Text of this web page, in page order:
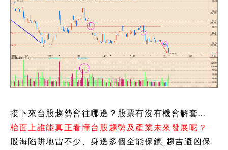
接下來台股趨勢會往哪邊？股票有沒有機會解套...
枱面上誰能真正看懂台股趨勢及產業未來發展呢？
股海陷阱地雷不少、身邊多個全能保鑣_趨吉避凶保